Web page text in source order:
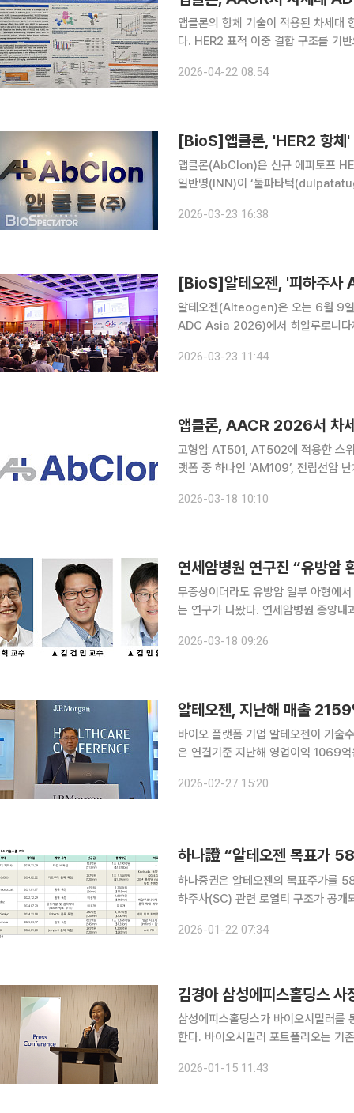
앱클론의 항체 기술이 적용된 차세대
다. HER2 표적 이중 결합 구조를 기
파트너사 헨리우스가 ‘미국암연구학
2026-04-22 08:54
[BioS]앱클론, 'HER2 항체'
앱클론(AbClon)은 신규 에피토프
일반명(INN)이 ‘둘파타턱
준치료제와 비교하는 글로벌 임상3상
2026-03-23 16:38
[BioS]알테오젠, '피하주
알테오젠(Alteogen)은 오는 6월 9일
ADC Asia 2026)에서 히알루로니
독성으로 인해 충분한 효능을 나타내
2026-03-23 11:44
고형암 AT501, AT502에 적용한 스
랫폼 중 하나인 ‘AM109’, 전립선암 난치성 치료 기대 항체 신약 개
(AACR) 2026’에 참가해, 자사의 혁
2026-03-18 10:10
연세암병원 연구진 “유방암
무증상이더라도 유방암 일부 아형에
는 연구가 나왔다. 연세암병원 종양내과 유방암연구팀(손주혁, 김건민, 김민환 교수)은 진행성 인간
정기적으로 시행하면서 뇌 전이 발생
2026-03-18 09:26
알테오젠, 지난해 매출 2159
바이오 플랫폼 기업 알테오젠이 기술수
은 연결기준 지난해 영업이익 1069
자적인 하이브로자임(Hybrozyme®)
2026-02-27 15:20
하나證 “알테오젠 목표가
하나증권은 알테오젠의 목표주가를
하주사(SC) 관련 로열티 구조가 공개
(Form 10-Q)에 알테오젠과의 계약
2026-01-22 07:34
삼성에피스홀딩스가 바이오시밀러를
한다. 바이오시밀러 포트폴리오는 기
(현지시간) 미국 샌프란시스코에서
2026-01-15 11:43